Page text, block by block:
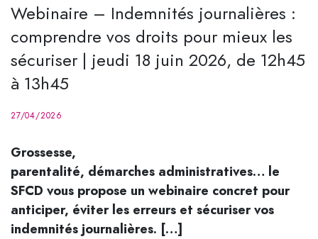
Webinaire – Indemnités journalières :
comprendre vos droits pour mieux les
sécuriser | jeudi 18 juin 2026, de 12h45
à 13h45
27/04/2026
Grossesse,
parentalité, démarches administratives… le
SFCD vous propose un webinaire concret pour
anticiper, éviter les erreurs et sécuriser vos
indemnités journalières. […]